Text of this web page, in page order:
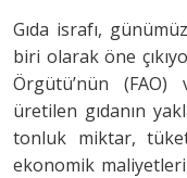
Gıda israfı,
biri olarak öne
Örgütü’nün
üretilen gıdanın
tonluk miktar,
ekonomik